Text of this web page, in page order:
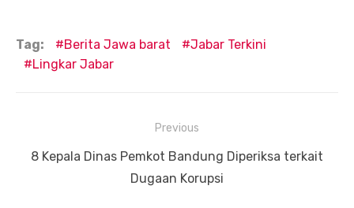
Tag: Berita Jawa barat
Jabar Terkini
Lingkar Jabar
pos
Previous
Previous
8 Kepala Dinas Pemkot Bandung Diperiksa terkait
Dugaan Korupsi